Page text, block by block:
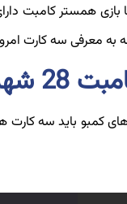
همستر کامبت
معرفی سه کارت
روزانه کارت های کمبو